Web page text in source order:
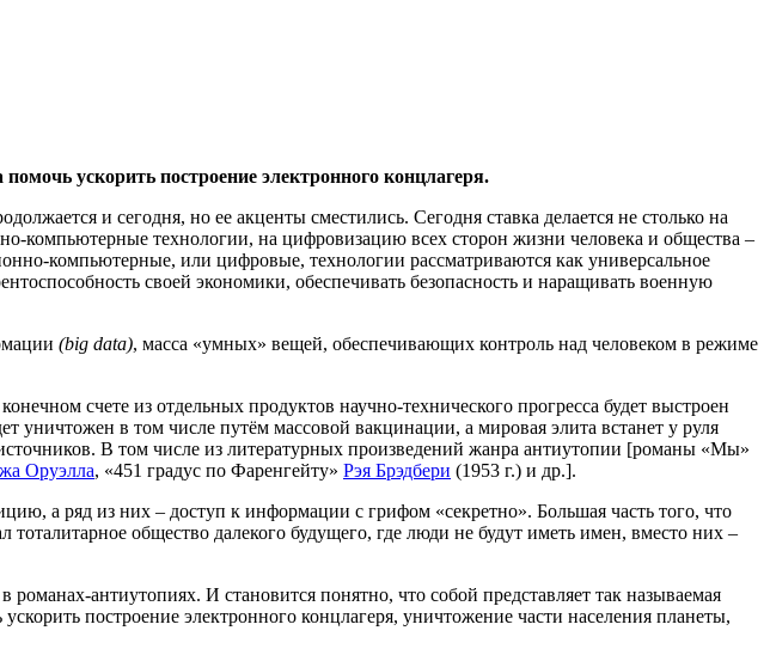
ускорить построение электронного концлагеря.
и сегодня, но ее акценты сместились. Сегодня ставка делается не столько на
технологии, на цифровизацию всех сторон жизни человека и общества –
компьютерные, или цифровые, технологии рассматриваются как универсальное
своей экономики, обеспечивать безопасность и наращивать военную
(big data), масса «умных» вещей, обеспечивающих контроль над человеком в режиме
счете из отдельных продуктов научно-технического прогресса будет выстроен
уничтожен в том числе путём массовой вакцинации, а мировая элита встанет у руля
В том числе из литературных произведений жанра антиутопии [романы «Мы»
Оруэлла, «451 градус по Фаренгейту» Рэя Брэдбери (1953 г.) и др.].
а ряд из них – доступ к информации с грифом «секретно». Большая часть того, что
общество далекого будущего, где люди не будут иметь имен, вместо них –
антиутопиях. И становится понятно, что собой представляет так называемая
построение электронного концлагеря, уничтожение части населения планеты,